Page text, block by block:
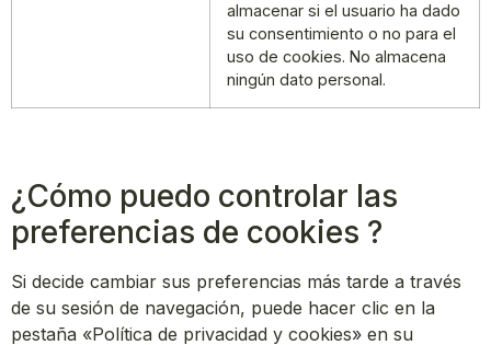
almacenar si el usuario ha dado
su consentimiento o no para el
uso de cookies. No almacena
ningún dato personal.
¿Cómo puedo controlar las
preferencias de cookies ?
Si decide cambiar sus preferencias más tarde a través
de su sesión de navegación, puede hacer clic en la
pestaña «Política de privacidad y cookies» en su